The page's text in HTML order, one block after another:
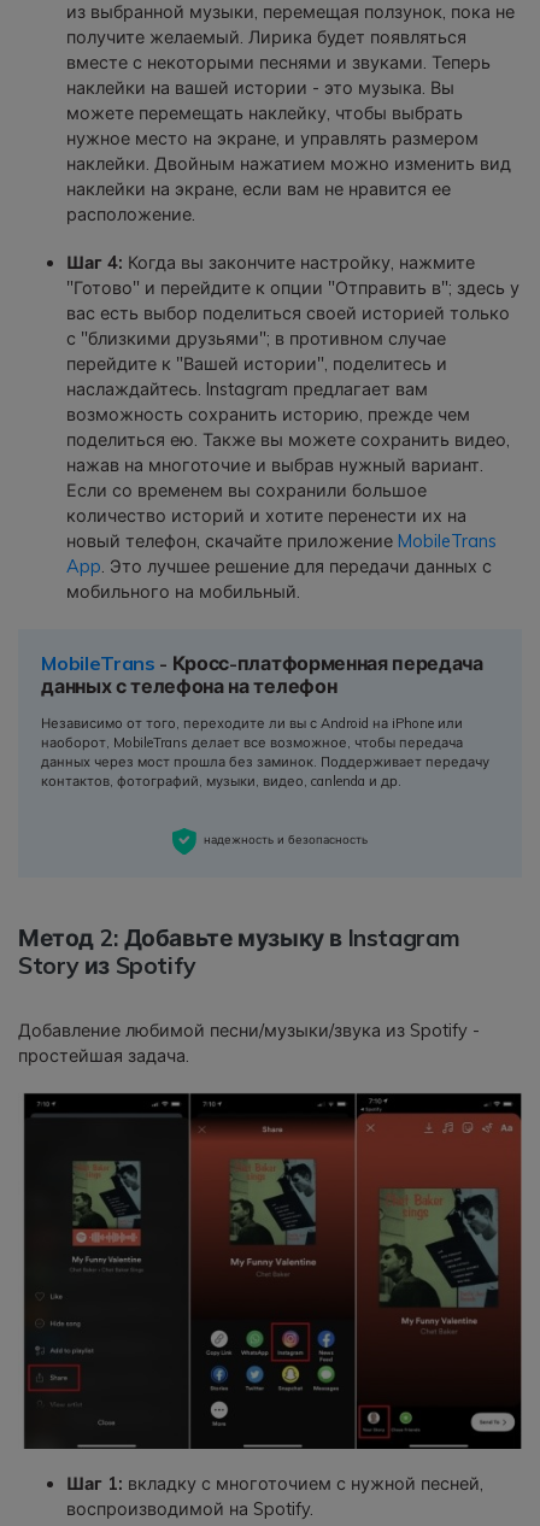
из выбранной музыки, перемещая ползунок, пока не
получите желаемый. Лирика будет появляться
вместе с некоторыми песнями и звуками. Теперь
наклейки на вашей истории - это музыка. Вы
можете перемещать наклейку, чтобы выбрать
нужное место на экране, и управлять размером
наклейки. Двойным нажатием можно изменить вид
наклейки на экране, если вам не нравится ее
расположение.
Шаг 4: Когда вы закончите настройку, нажмите
"Готово" и перейдите к опции "Отправить в"; здесь у
вас есть выбор поделиться своей историей только
с "близкими друзьями"; в противном случае
перейдите к "Вашей истории", поделитесь и
наслаждайтесь. Instagram предлагает вам
возможность сохранить историю, прежде чем
поделиться ею. Также вы можете сохранить видео,
нажав на многоточие и выбрав нужный вариант.
Если со временем вы сохранили большое
количество историй и хотите перенести их на
новый телефон, скачайте приложение MobileTrans
App. Это лучшее решение для передачи данных с
мобильного на мобильный.
MobileTrans - Кросс-платформенная передача
данных с телефона на телефон
Независимо от того, переходите ли вы с Android на iPhone или
наоборот, MobileTrans делает все возможное, чтобы передача
данных через мост прошла без заминок. Поддерживает передачу
контактов, фотографий, музыки, видео, canlenda и др.
надежность и безопасность
Метод 2: Добавьте музыку в Instagram
Story из Spotify
Добавление любимой песни/музыки/звука из Spotify -
простейшая задача.
Шаг 1: вкладку с многоточием с нужной песней,
воспроизводимой на Spotify.